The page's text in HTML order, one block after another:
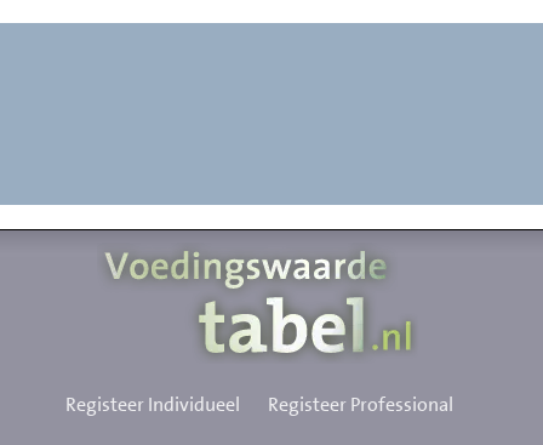
Registeer Individueel Registeer Professional